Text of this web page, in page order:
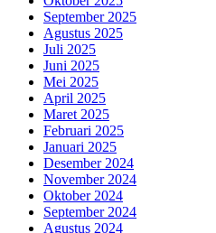
September 2025
Agustus 2025
Juli 2025
Juni 2025
Mei 2025
April 2025
Maret 2025
Februari 2025
Januari 2025
Desember 2024
November 2024
Oktober 2024
September 2024
Agustus 2024